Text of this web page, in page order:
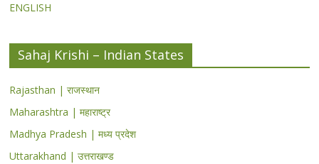
ENGLISH
Sahaj Krishi – Indian States
Rajasthan | राजस्थान
Maharashtra | महाराष्ट्र
Madhya Pradesh | मध्य प्रदेश
Uttarakhand | उत्तराखण्ड